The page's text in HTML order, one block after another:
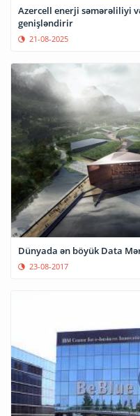
Azercell enerji səmərəliliyi
genişləndirir
21-08-2025
Dünyada ən böyük Data
23-08-2017